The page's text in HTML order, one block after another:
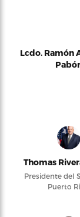
Lcdo. Ramón
Thomas
Presidente del
Puerto